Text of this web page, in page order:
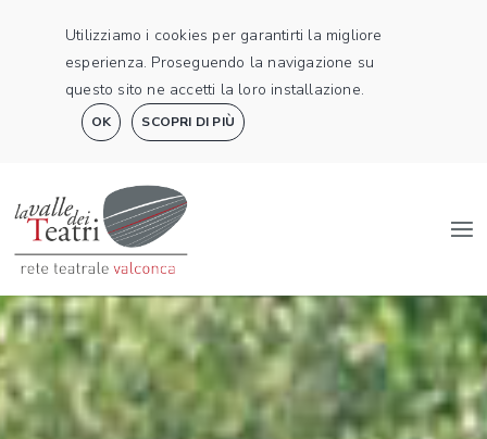
Utilizziamo i cookies per garantirti la migliore
esperienza. Proseguendo la navigazione su
questo sito ne accetti la loro installazione.
OK SCOPRI DI PIÙ